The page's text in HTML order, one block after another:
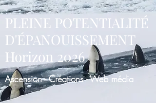
PLEINE POTENTIALITÉ
D'ÉPANOUISSEMENT
Horizon 2026
Ascension - Créations - Web média